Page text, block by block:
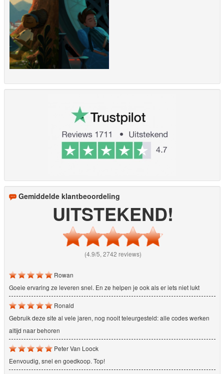
Gemiddelde klantbeoordeling
UITSTEKEND!
(4.9/5, 2742 reviews)
Rowan
Goeie ervaring ze leveren snel. En ze helpen je ook als er iets niet lukt
Ronald
Gebruik deze site al vele jaren, nog nooit teleurgesteld: alle codes werken
altijd naar behoren
Peter Van Loock
Eenvoudig, snel en goedkoop. Top!